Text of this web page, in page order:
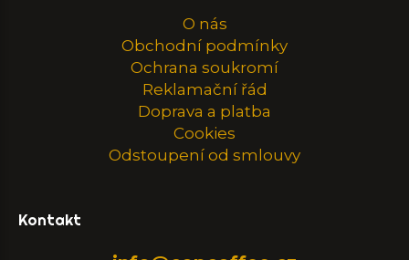
O nás
Obchodní podmínky
Ochrana soukromí
Reklamační řád
Doprava a platba
Cookies
Odstoupení od smlouvy
Kontakt